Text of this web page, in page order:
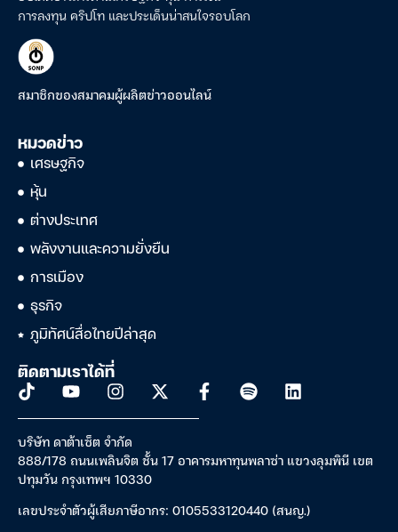
การลงทุน คริปโท และประเด็นน่าสนใจรอบโลก
สมาชิกของสมาคมผู้ผลิตข่าวออนไลน์
หมวดข่าว
เศรษฐกิจ
หุ้น
ต่างประเทศ
พลังงานและความยั่งยืน
การเมือง
ธุรกิจ
ภูมิทัศน์สื่อไทยปีล่าสุด
ติดตามเราได้ที่
บริษัท ดาต้าเซ็ต จำกัด
888/178 ถนนเพลินจิต ชั้น 17 อาคารมหาทุนพลาซ่า แขวงลุมพินี เขต
ปทุมวัน กรุงเทพฯ 10330
เลขประจำตัวผู้เสียภาษีอากร: 0105533120440 (สนญ.)